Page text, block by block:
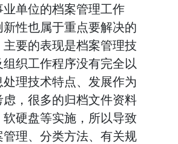
单位的档案管理工作
性也属于重点要解决的
要的表现是档案管理技
织工作程序没有完全以
理技术特点、发展作为
，很多的归档文件资料
硬盘等实施，所以导致
理、分类方法、有关规